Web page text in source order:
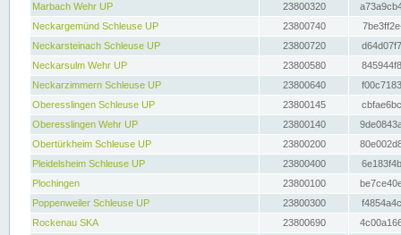
Marbach Wehr UP
23800320
Neckargemünd Schleuse UP
23800740
Neckarsteinach Schleuse UP
23800720
Neckarsulm Wehr UP
23800580
Neckarzimmern Schleuse UP
23800640
Oberesslingen Schleuse UP
23800145
Oberesslingen Wehr UP
23800140
Obertürkheim Schleuse UP
23800200
Pleidelsheim Schleuse UP
23800400
Plochingen
23800100
Poppenweiler Schleuse UP
23800300
Rockenau SKA
23800690